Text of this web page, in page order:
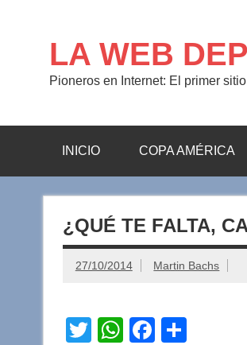
LA WEB
Pioneros en Internet: El primer
INICIO COPA AMÉRICA
¿QUÉ TE FALTA,
27/10/2014 Martin Bachs
T
W
F